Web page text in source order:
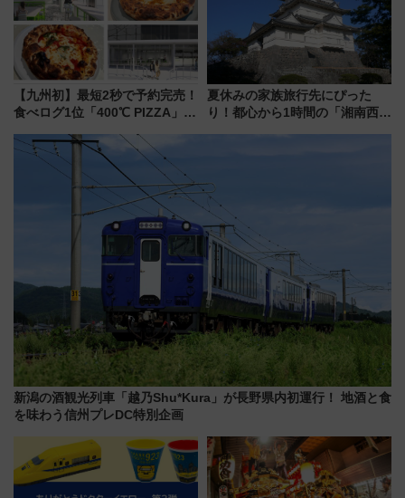
【九州初】最短2秒で予約完売！
食べログ1位「400℃ PIZZA」が
プン。もつ鍋風など限定メニュ
夏休みの家族旅行先にぴった
り！都心から1時間の「湘南西エ
新潟の酒観光列車「越乃Shu*Kura」が長野県内初運行！ 地酒と食
を味わう信州プレDC特別企画